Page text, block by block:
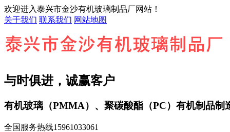
欢迎进入泰兴市金沙有机玻璃制品厂网站！
关于我们 联系我们 网站地图
与时俱进，诚赢客户
有机玻璃（PMMA）、聚碳酸酯（PC）有机制品制
全国服务热线15961033061